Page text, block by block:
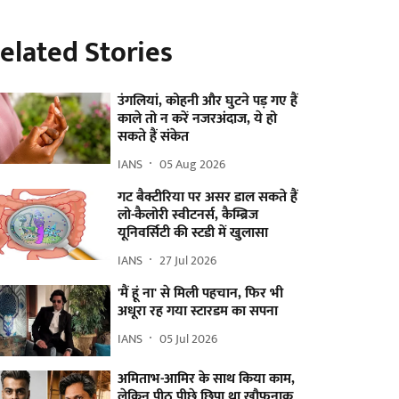
Stories
उंगलियां, कोहनी और घुटने पड़ गए हैं
काले तो न करें नजरअंदाज, ये हो
सकते हैं संकेत
IANS 05 Aug 2026
गट बैक्टीरिया पर असर डाल सकते हैं
लो-कैलोरी स्वीटनर्स, कैम्ब्रिज
यूनिवर्सिटी की स्टडी में खुलासा
IANS 27 Jul 2026
'मैं हूं ना' से मिली पहचान, फिर भी
अधूरा रह गया स्टारडम का सपना
IANS 05 Jul 2026
अमिताभ-आमिर के साथ किया काम,